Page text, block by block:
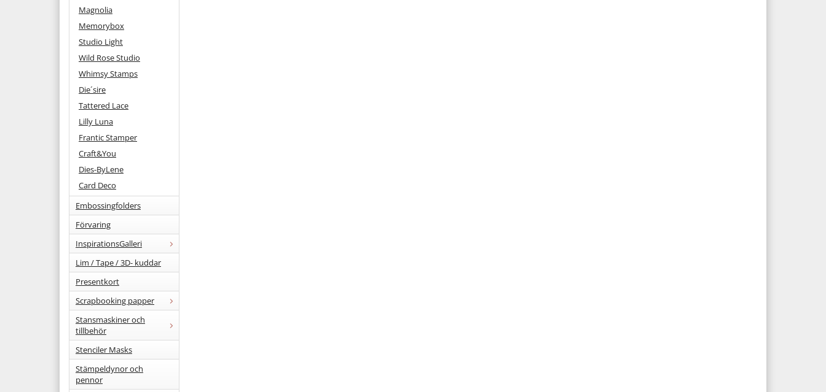
Magnolia
Memorybox
Studio Light
Wild Rose Studio
Whimsy Stamps
Die´sire
Tattered Lace
Lilly Luna
Frantic Stamper
Craft&You
Dies-ByLene
Card Deco
Embossingfolders
Förvaring
InspirationsGalleri
Lim / Tape / 3D- kuddar
Presentkort
Scrapbooking papper
Stansmaskiner och
tillbehör
Stenciler Masks
Stämpeldynor och
pennor